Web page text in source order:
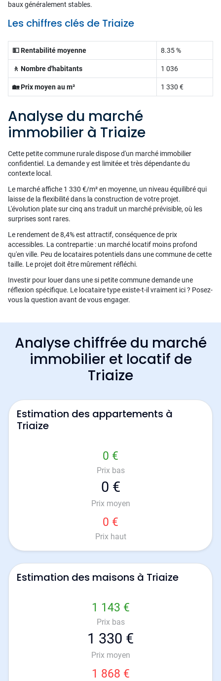
baux généralement stables.
Les chiffres clés de Triaize
💵 Rentabilité moyenne 8.35 %
🚶 Nombre d'habitants 1 036
🏡 Prix moyen au m² 1 330 €
Analyse du marché
immobilier à Triaize
Cette petite commune rurale dispose d'un marché immobilier
confidentiel. La demande y est limitée et très dépendante du
contexte local.
Le marché affiche 1 330 €/m² en moyenne, un niveau équilibré qui
laisse de la flexibilité dans la construction de votre projet.
L'évolution plate sur cinq ans traduit un marché prévisible, où les
surprises sont rares.
Le rendement de 8,4% est attractif, conséquence de prix
accessibles. La contrepartie : un marché locatif moins profond
qu'en ville. Peu de locataires potentiels dans une commune de cette
taille. Le projet doit être mûrement réfléchi.
Investir pour louer dans une si petite commune demande une
réflexion spécifique. Le locataire type existe-t-il vraiment ici ? Posez-
vous la question avant de vous engager.
Analyse chiffrée du marché
immobilier et locatif de
Triaize
Estimation des appartements à
Triaize
0 €
Prix bas
0 €
Prix moyen
0 €
Prix haut
Estimation des maisons à Triaize
1 143 €
Prix bas
1 330 €
Prix moyen
1 868 €